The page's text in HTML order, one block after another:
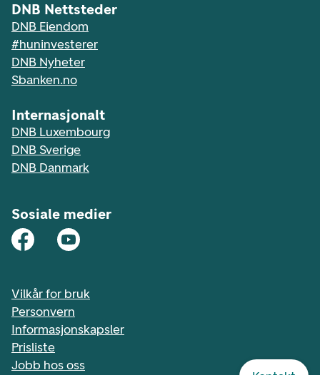
DNB Nettsteder
DNB Eiendom
#huninvesterer
DNB Nyheter
Sbanken.no
Internasjonalt
DNB Luxembourg
DNB Sverige
DNB Danmark
Sosiale medier
Vilkår for bruk
Personvern
Informasjonskapsler
Prisliste
Jobb hos oss